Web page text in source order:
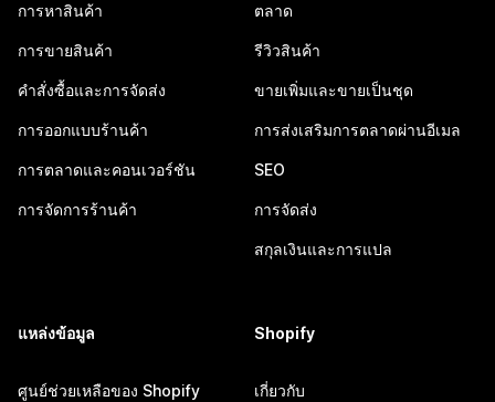
การหาสินค้า
การขายสินค้า
คำสั่งซื้อและการจัดส่ง
การออกแบบร้านค้า
การตลาดและคอนเวอร์ชัน
การจัดการร้านค้า
ตลาด
รีวิวสินค้า
ขายเพิ่มและขายเป็นชุด
การส่งเสริมการตลาดผ่านอีเมล
SEO
การจัดส่ง
สกุลเงินและการแปล
แหล่งข้อมูล
ศูนย์ช่วยเหลือของ Shopify
Shopify
เกี่ยวกับ